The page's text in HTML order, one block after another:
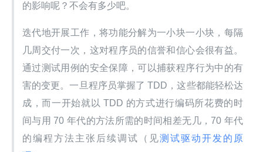
的影响呢？不会有多少吧。
迭代地开展工作，将功能分解为一小块一小块，每隔
几周交付一次，这对程序员的信誉和信心会很有益。
通过测试用例的安全保障，可以捕获程序行为中的有
害的变更。一旦程序员掌握了 TDD，这些都能轻松达
成，而一开始就以 TDD 的方式进行编码所花费的时
间与用 70 年代的方法所需的时间相差无几，70 年代
的编程方法主张后续调试（见测试驱动开发的原